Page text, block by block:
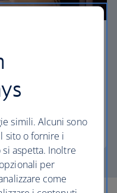
comfort,
suite privata e
lounge di partenza.
simili. Alcuni sono
sito o fornire i
aspetta. Inoltre
per
come